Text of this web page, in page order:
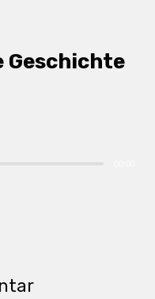
Geschichte